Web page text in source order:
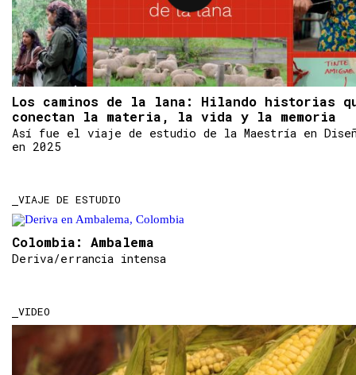
Los caminos de la lana: Hilando historias
conectan la materia, la vida y la memoria
Así fue el viaje de estudio de la Maestría en
en 2025
VIAJE DE ESTUDIO
Colombia: Ambalema
Deriva/errancia intensa
VIDEO